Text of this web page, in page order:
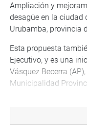
Ampliación y
desagüe en la ciudad
Urubamba, provincia
Esta propuesta
Ejecutivo, y es una
Vásquez Becerra
Municipalidad
acceso a los
tiene impacto